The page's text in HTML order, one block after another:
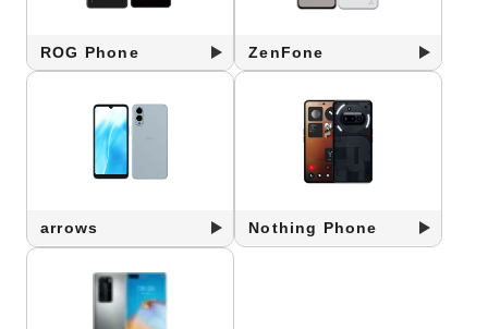
ROG Phone ZenFone
arrows Nothing Phone